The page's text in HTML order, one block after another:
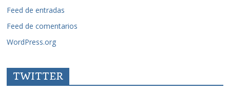
Feed de entradas
Feed de comentarios
WordPress.org
TWITTER